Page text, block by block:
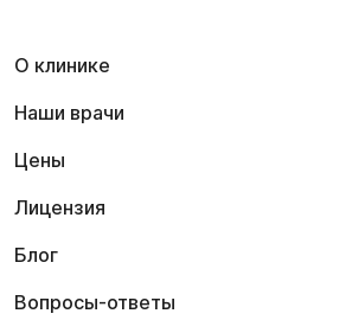
О клинике
Наши врачи
Цены
Лицензия
Блог
Вопросы-ответы